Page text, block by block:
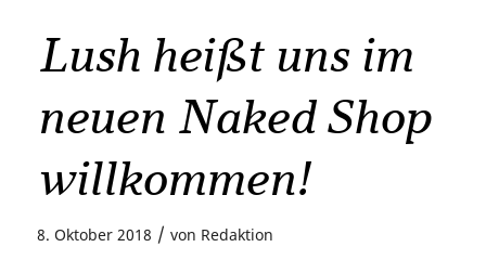
Lush heißt uns im
neuen Naked Shop
willkommen!
8. Oktober 2018 / von Redaktion